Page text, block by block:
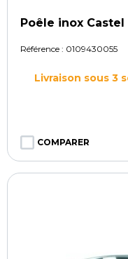
Poêle inox Castel
Référence : 0109430055
Livraison sous 3
COMPARER